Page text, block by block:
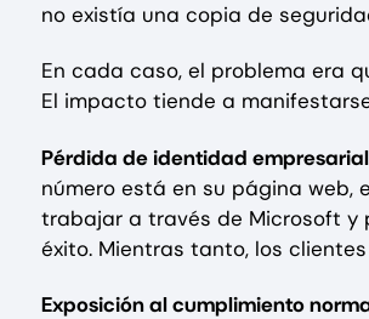
no existía una copia de
En cada caso, el problema era
El impacto tiende a
Pérdida de identidad
número está en su página web,
trabajar a través de Microsoft y
éxito. Mientras tanto, los
Exposición al cumplimiento